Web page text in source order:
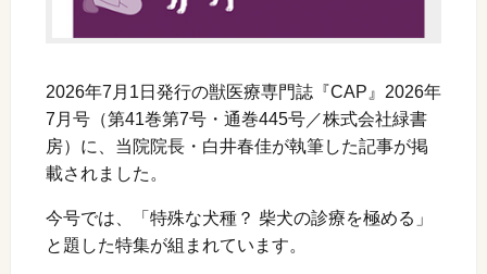
2026年7月1日発行の獣医療専門誌『CAP』2026年
7月号（第41巻第7号・通巻445号／株式会社緑書
房）に、当院院長・白井春佳が執筆した記事が掲
載されました。
今号では、「特殊な犬種？ 柴犬の診療を極める」
と題した特集が組まれています。